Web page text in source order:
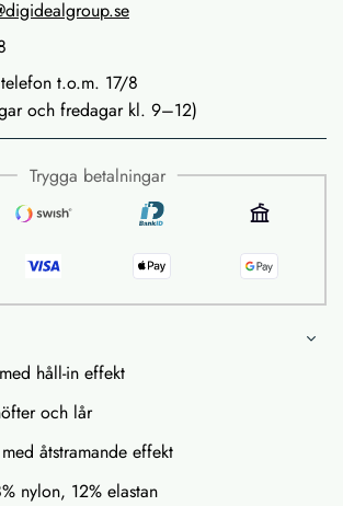
t.o.m. 17/8
och fredagar kl. 9–12)
Trygga betalningar
håll-in effekt
och lår
åtstramande effekt
nylon, 12% elastan